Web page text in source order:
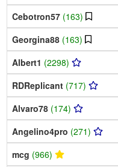
Cebotron57 (163)
Georgina88 (163)
Albert1 (2298)
RDReplicant (717)
Alvaro78 (174)
Angelino4pro (271)
mcg (966)